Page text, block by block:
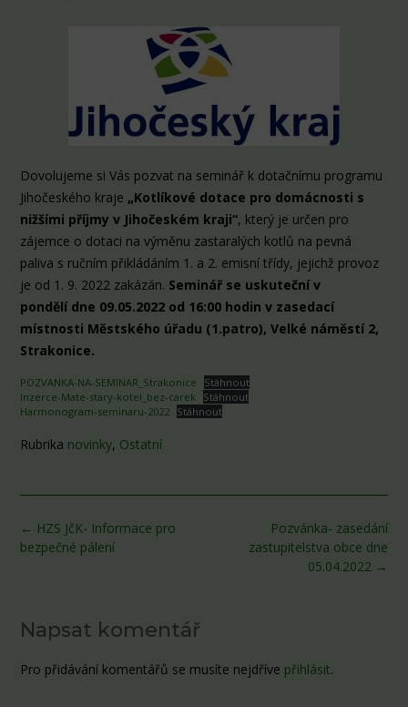
Dovolujeme si Vás pozvat na seminář k dotačnímu programu
Jihočeského kraje „Kotlíkové dotace pro domácnosti s
nižšími příjmy v Jihočeském kraji“, který je určen pro
zájemce o dotaci na výměnu zastaralých kotlů na pevná
paliva s ručním přikládáním 1. a 2. emisní třídy, jejichž provoz
je od 1. 9. 2022 zakázán. Seminář se uskuteční v
pondělí dne 09.05.2022 od 16:00 hodin v zasedací
místnosti Městského úřadu (1.patro), Velké náměstí 2,
Strakonice.
POZVANKA-NA-SEMINAR_Strakonice
Stáhnout
Inzerce-Mate-stary-kotel_bez-carek Stáhnout
Harmonogram-seminaru-2022 Stáhnout
Rubrika novinky, Ostatní
Post
navigation
Pozvánka- zasedání
zastupitelstva obce dne
05.04.2022 →
← HZS JčK- Informace pro
bezpečné pálení
Napsat komentář
Pro přidávání komentářů se musíte nejdříve přihlásit.